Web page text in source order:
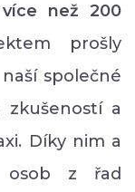
více než 200
prošly
společné
zkušeností a
Díky nim a
osob z řad